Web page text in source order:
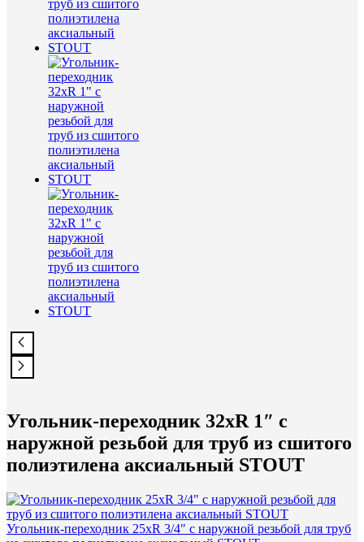
Угольник-переходник 32xR 1″ с
наружной резьбой для труб из сшитого
полиэтилена аксиальный STOUT
Угольник-переходник 25xR 3/4″ с наружной резьбой для труб